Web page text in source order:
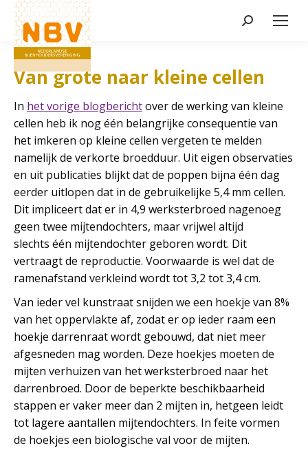
Zoeken:
Van grote naar kleine cellen
In het vorige blogberichtover de werking van kleine
cellen heb ik nog één belangrijke consequentie van
het imkeren op kleine cellen vergeten te melden
namelijk de verkorte broedduur. Uit eigen observaties
en uit publicaties blijkt dat de poppen bijna één dag
eerder uitlopen dat in de gebruikelijke 5,4 mm cellen.
Dit impliceert dat er in 4,9 werksterbroed nagenoeg
geen twee mijtendochters, maar vrijwel altijd
slechts één mijtendochter geboren wordt. Dit
vertraagt de reproductie. Voorwaarde is wel dat de
ramenafstand verkleind wordt tot 3,2 tot 3,4 cm.
Van ieder vel kunstraat snijden we een hoekje van 8%
van het oppervlakte af, zodat er op ieder raam een
hoekje darrenraat wordt gebouwd, dat niet meer
afgesneden mag worden. Deze hoekjes moeten de
mijten verhuizen van het werksterbroed naar het
darrenbroed. Door de beperkte beschikbaarheid
stappen er vaker meer dan 2 mijten in, hetgeen leidt
tot lagere aantallen mijtendochters. In feite vormen
de hoekjes een biologische val voor de mijten.